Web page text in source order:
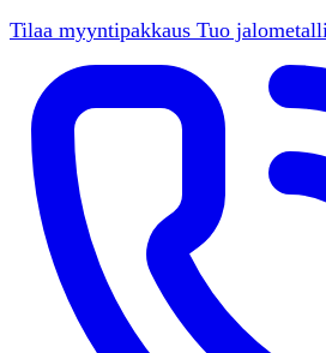
Tilaa myyntipakkaus Tuo